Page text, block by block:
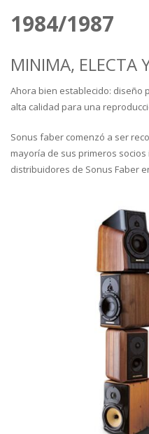
1984/1987
MINIMA, ELECTA
Ahora bien establecido: diseño
alta calidad para una
Sonus faber comenzó a ser
mayoría de sus primeros
distribuidores de Sonus Faber